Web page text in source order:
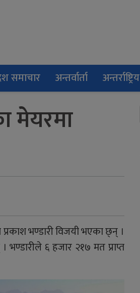
समाचार अन्तर्वार्ता अन्तर्राष्ट्रिय
मेयरमा
भण्डारी विजयी भएका छ्न् ।
६ हजार २१७ मत प्राप्त